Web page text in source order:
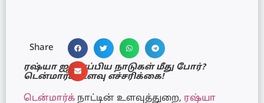
Share
ரஷ்யா ஐரோப்பிய நாடுகள் மீது போர்?
டென்மார்க் உளவு எச்சரிக்கை!
டென்மார்க் நாட்டின் உளவுத்துறை, ரஷ்யா